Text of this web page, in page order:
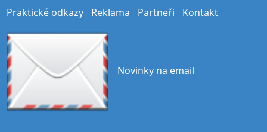
Praktické odkazy
Reklama Partneři Kontakt
Novinky na email